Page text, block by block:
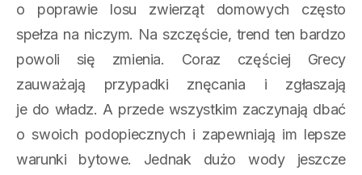
o poprawie losu zwierząt domowych często
spełza na niczym. Na szczęście, trend ten bardzo
powoli się zmienia. Coraz częściej Grecy
zauważają przypadki znęcania i zgłaszają
je do władz. A przede wszystkim zaczynają dbać
o swoich podopiecznych i zapewniają im lepsze
warunki bytowe. Jednak dużo wody jeszcze